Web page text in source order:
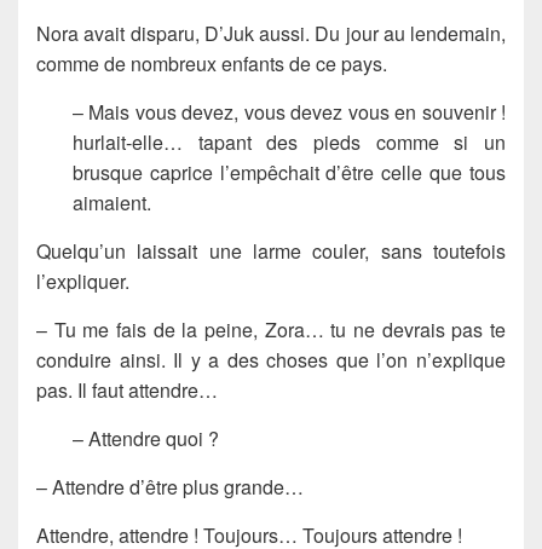
Nora avait disparu, D’Juk aussi. Du jour au lendemain,
comme de nombreux enfants de ce pays.
– Mais vous devez, vous devez vous en souvenir !
hurlait-elle… tapant des pieds comme si un
brusque caprice l’empêchait d’être celle que tous
aimaient.
Quelqu’un laissait une larme couler, sans toutefois
l’expliquer.
– Tu me fais de la peine, Zora… tu ne devrais pas te
conduire ainsi. Il y a des choses que l’on n’explique
pas. Il faut attendre…
– Attendre quoi ?
– Attendre d’être plus grande…
Attendre, attendre ! Toujours… Toujours attendre !